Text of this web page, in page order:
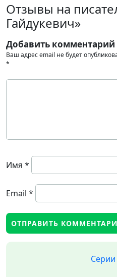
Отзывы на
Гайдукевич»
Добавить комментарий
Ваш адрес email не будет
*
Имя *
Email *
Серии